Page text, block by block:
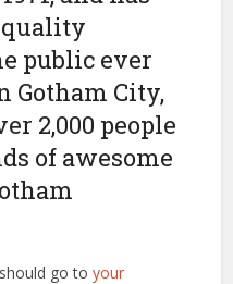
public ever
Gotham City,
2,000 people
of awesome
go toyour